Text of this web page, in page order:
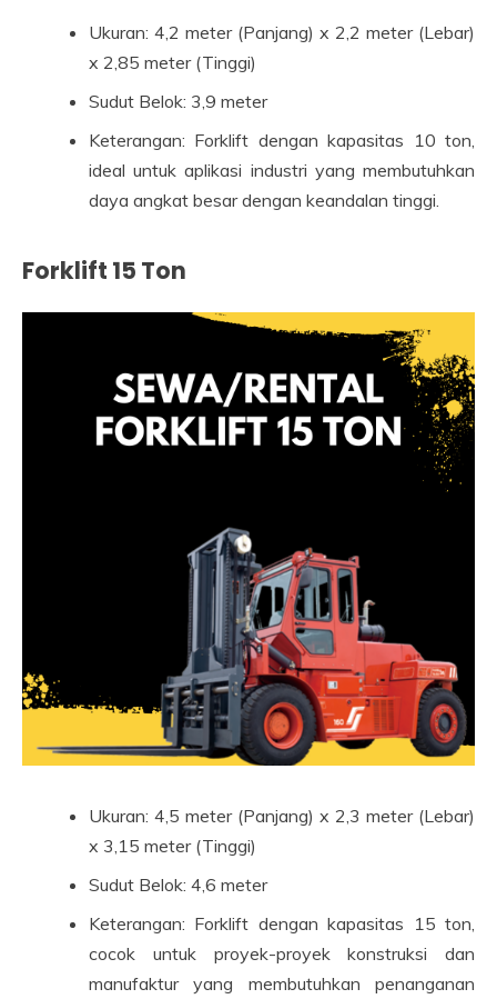
Ukuran: 4,2 meter (Panjang) x 2,2 meter (Lebar)
x 2,85 meter (Tinggi)
Sudut Belok: 3,9 meter
Keterangan: Forklift dengan kapasitas 10 ton,
ideal untuk aplikasi industri yang membutuhkan
daya angkat besar dengan keandalan tinggi.
Forklift 15 Ton
Ukuran: 4,5 meter (Panjang) x 2,3 meter (Lebar)
x 3,15 meter (Tinggi)
Sudut Belok: 4,6 meter
Keterangan: Forklift dengan kapasitas 15 ton,
cocok untuk proyek-proyek konstruksi dan
manufaktur yang membutuhkan penanganan